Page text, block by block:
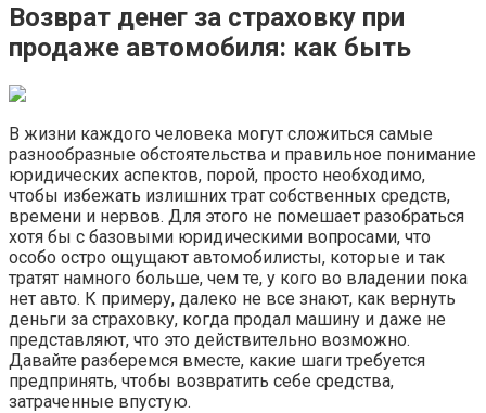
Возврат денег за страховку при
продаже автомобиля: как быть
В жизни каждого человека могут сложиться самые
разнообразные обстоятельства и правильное понимание
юридических аспектов, порой, просто необходимо,
чтобы избежать излишних трат собственных средств,
времени и нервов. Для этого не помешает разобраться
хотя бы с базовыми юридическими вопросами, что
особо остро ощущают автомобилисты, которые и так
тратят намного больше, чем те, у кого во владении пока
нет авто. К примеру, далеко не все знают, как вернуть
деньги за страховку, когда продал машину и даже не
представляют, что это действительно возможно.
Давайте разберемся вместе, какие шаги требуется
предпринять, чтобы возвратить себе средства,
затраченные впустую.